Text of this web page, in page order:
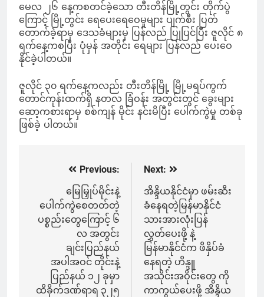
မေလ ၂၆ နေ့ကစတင်ခဲ့သော တီးတိန်မြို့တွင်း တိုက်ပွဲ
ကြောင့် မြို့တွင်း ရေပေးရေဝေမှုများ ပျက်စီး ပြတ်
တောက်ခဲ့ရာမှ ဒေသခံများမှ ပြန်လည် ပြုပြင်ပြီး ဇူလိုင် ၈
ရက်နေ့ကစပြီး ပုံမှန် အတိုင်း ရေများ ပြန်လည် ပေးဝေ
နိုင်ခဲ့ပါတယ်။
ဇူလိုင် ၃၀ ရက်နေ့ကလည်း တီးတိန်မြို့ မြို့မရပ်ကွက်
တောင်ကုန်းထက်ရှိ နတလ ခြံဝန်း အတွင်းတွင် ခွေးများ
ဆော့ကစားရာမှ စစ်ကျန် မိုင်း နင်းမိပြီး ပေါက်ကွဲမှု တစ်ခု
ဖြစ်ခဲ့ ပါတယ်။
navigation
Previous:
မြေမြှုပ်မိုင်းနဲ့
ပေါက်ကွဲစေတတ်တဲ့
ပစ္စည်းတွေကြောင့် ၆
လ အတွင်း
ချင်းပြည်နယ်
အပါအဝင် တိုင်းနဲ့
ပြည်နယ် ၁၂ ခုမှာ
ထိခိုက်ဒဏ်ရာရ ၃၂၅
Next:
အိန္ဒိယနိုင်ငံမှာ ဖမ်းဆီး
ခံနေရတဲ့မြန်မာနိုင်ငံ
သားအားလုံးပြန်
လွှတ်ပေးဖို့ နဲ့
မြန်မာနိုင်ငံက ဖိနှိပ်ခံ
နေရတဲ့ ဟိန္ဒူ
အသိုင်းအဝိုင်းတွေ ကို
ကာကွယ်ပေးဖို့ အိန္ဒိယ